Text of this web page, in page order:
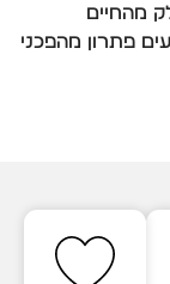
מהחיים
פתרון מהפכני